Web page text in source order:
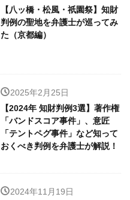
【八ッ橋・松風・祇園祭】知財
判例の聖地を弁護士が巡ってみ
た（京都編）
2025年2月25日
【2024年 知財判例3選】著作権
「バンドスコア事件」、意匠
「テントペグ事件」など知って
おくべき判例を弁護士が解説！
2024年11月19日